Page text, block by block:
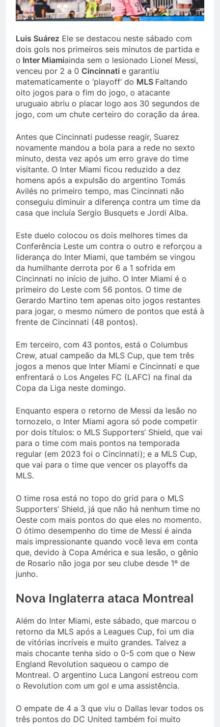
Luis Suárez Ele se destacou neste sábado com
dois gols nos primeiros seis minutos de partida e
o Inter Miamiainda sem o lesionado Lionel Messi,
venceu por 2 a 0 Cincinnati e garantiu
matematicamente o ‘playoff’ do MLS Faltando
oito jogos para o fim do jogo, o atacante
uruguaio abriu o placar logo aos 30 segundos de
jogo, com um chute certeiro do coração da área.
Antes que Cincinnati pudesse reagir, Suarez
novamente mandou a bola para a rede no sexto
minuto, desta vez após um erro grave do time
visitante. O Inter Miami ficou reduzido a dez
homens após a expulsão do argentino Tomás
Avilés no primeiro tempo, mas Cincinnati não
conseguiu diminuir a diferença contra um time da
casa que incluía Sergio Busquets e Jordi Alba.
Este duelo colocou os dois melhores times da
Conferência Leste um contra o outro e reforçou a
liderança do Inter Miami, que também se vingou
da humilhante derrota por 6 a 1 sofrida em
Cincinnati no início de julho. O Inter Miami é o
primeiro do Leste com 56 pontos. O time de
Gerardo Martino tem apenas oito jogos restantes
para jogar, o mesmo número de pontos que está à
frente de Cincinnati (48 pontos).
Em terceiro, com 43 pontos, está o Columbus
Crew, atual campeão da MLS Cup, que tem três
jogos a menos que Inter Miami e Cincinnati e que
enfrentará o Los Angeles FC (LAFC) na final da
Copa da Liga neste domingo.
Enquanto espera o retorno de Messi da lesão no
tornozelo, o Inter Miami agora só pode competir
por dois títulos: o MLS Supporters’ Shield, que vai
para o time com mais pontos na temporada
regular (em 2023 foi o Cincinnati); e a MLS Cup,
que vai para o time que vencer os playoffs da
MLS.
O time rosa está no topo do grid para o MLS
Supporters’ Shield, já que não há nenhum time no
Oeste com mais pontos do que eles no momento.
O ótimo desempenho do time de Messi é ainda
mais impressionante quando você leva em conta
que, devido à Copa América e sua lesão, o gênio
de Rosario não joga por seu clube desde 1º de
junho.
Nova Inglaterra ataca Montreal
Além do Inter Miami, este sábado, que marcou o
retorno da MLS após a Leagues Cup, foi um dia
de vitórias incríveis e muito grandes. Talvez a
mais chocante tenha sido o 0-5 com que o New
England Revolution saqueou o campo de
Montreal. O argentino Luca Langoni estreou com
o Revolution com um gol e uma assistência.
O empate de 4 a 3 que viu o Dallas levar todos os
três pontos do DC United também foi muito